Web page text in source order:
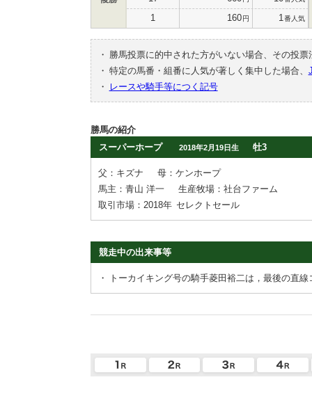
1 160円 1 番人気
・
勝馬投票に的中された方がいない場合、その投
・ 特定の馬番・組番に人気が著しく集中した場合、
・
レースや騎手等につく記号
勝馬の紹介
スーパーホープ
2018年2月19日生 牡3
父：キズナ
母：ケンホープ
馬主：青山 洋一
生産牧場：社台ファーム
取引市場：2018年 セレクトセール
競走中の出来事等
・ トーカイキング号の騎手菱田裕二は，最後の直